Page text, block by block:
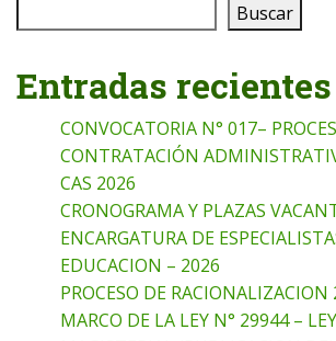
Buscar
Entradas recientes
CONVOCATORIA N° 017–
CONTRATACIÓN
CAS 2026
CRONOGRAMA Y PLAZAS
ENCARGATURA DE
EDUCACION – 2026
PROCESO DE
MARCO DE LA LEY N° 29944 –